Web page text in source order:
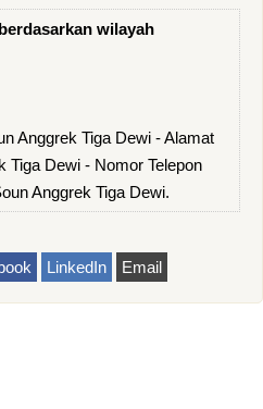
wilayah
Anggrek Tiga Dewi - Alamat
Tiga Dewi - Nomor Telepon
Anggrek Tiga Dewi.
LinkedIn Email